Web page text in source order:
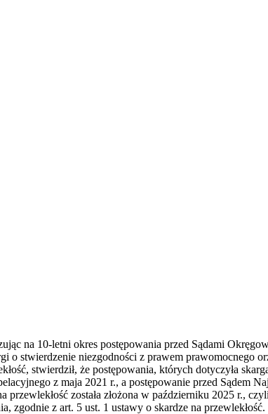
na 10-letni okres postępowania przed Sądami
o stwierdzenie niezgodności z prawem prawomocnego
stwierdził, że postępowania, których dotyczyła
z maja 2021 r., a postępowanie przed Sądem
została złożona w październiku 2025 r.,
z art. 5 ust. 1 ustawy o skardze na przewlekłość.